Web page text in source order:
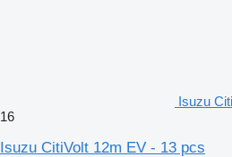
Isuzu
16
Isuzu CitiVolt 12m EV - 13 pcs